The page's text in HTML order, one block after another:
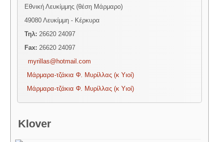
Εθνική Λευκίμμης (θέση Μάρμαρο)
49080 Λευκίμμη - Κέρκυρα
Τηλ:26620 24097
Fax:26620 24097
myrillas@hotmail.com
Μάρμαρα-τζάκια Φ. Μυρίλλας (κ Υιοί)
Μάρμαρα-τζάκια Φ. Μυρίλλας (κ Υιοί)
Klover